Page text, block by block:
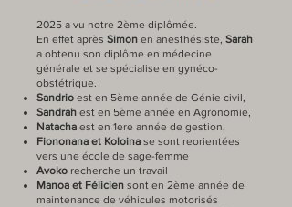
2025 a vu notre 2ème diplômée.
En effet après Simon en anesthésiste, Sarah
a obtenu son diplôme en médecine
générale et se spécialise en gynéco-
obstétrique.
Sandrio est en 5ème année de Génie civil,
Sandrah est en 5ème année en Agronomie,
Natacha est en 1ere année de gestion,
Fiononana et Koloina se sont reorientées
vers une école de sage-femme
Avoko recherche un travail
Manoa et Félicien sont en 2ème année de
maintenance de véhicules motorisés